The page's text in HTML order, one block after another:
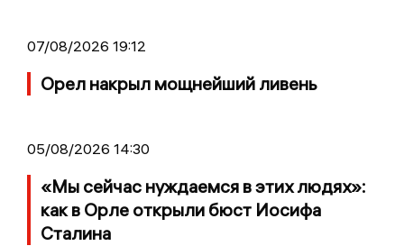
07/08/2026 19:12
Орел накрыл мощнейший ливень
05/08/2026 14:30
«Мы сейчас нуждаемся в этих людях»:
как в Орле открыли бюст Иосифа
Сталина